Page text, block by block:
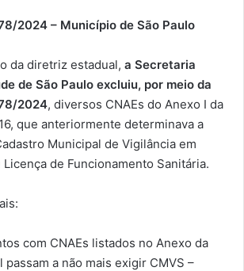
2024 – Município de São Paulo
da diretriz estadual, a Secretaria
de São Paulo excluiu, por meio da
2024, diversos CNAEs do Anexo I da
que anteriormente determinava a
Municipal de Vigilância em
Licença de Funcionamento Sanitária.
com CNAEs listados no Anexo da
a não mais exigir CMVS –